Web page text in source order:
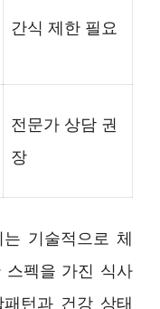
간식 제한 필요
전문가 상담 권
장
기술적으로 체
스펙을 가진 식사
턴과 건강 상태